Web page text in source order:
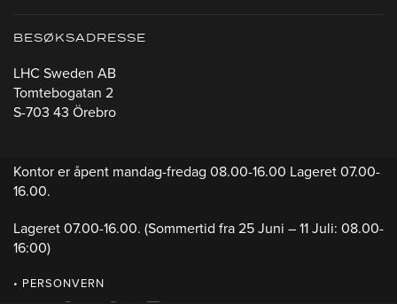
BESØKSADRESSE
LHC Sweden AB
Tomtebogatan 2
S-703 43 Örebro
Kontor er åpent mandag-fredag 08.00-16.00 Lageret 07.00-
16.00.
Lageret 07.00-16.00. (Sommertid fra 25 Juni – 11 Juli: 08.00-
16:00)
• PERSONVERN